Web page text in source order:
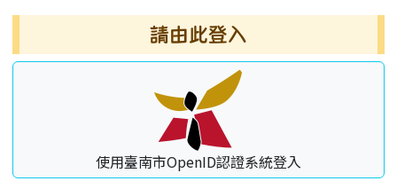
請由此登入
使用臺南市OpenID認證系統登入